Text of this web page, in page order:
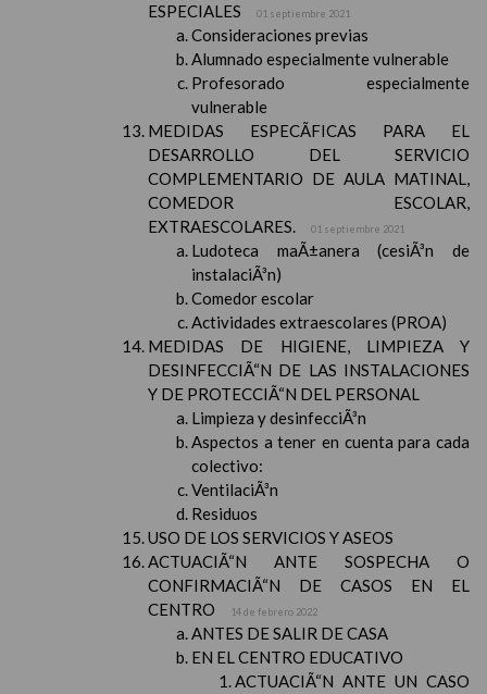
ESPECIALES
01 septiembre 2021
Consideraciones previas
Alumnado especialmente vulnerable
Profesorado especialmente
vulnerable
MEDIDAS ESPECÃFICAS PARA EL
DESARROLLO DEL SERVICIO
COMPLEMENTARIO DE AULA MATINAL,
COMEDOR ESCOLAR,
EXTRAESCOLARES.
01 septiembre 2021
Ludoteca maÃ±anera (cesiÃ³n de
instalaciÃ³n)
Comedor escolar
Actividades extraescolares (PROA)
MEDIDAS DE HIGIENE, LIMPIEZA Y
DESINFECCIÃ“N DE LAS INSTALACIONES
Y DE PROTECCIÃ“N DEL PERSONAL
Limpieza y desinfecciÃ³n
Aspectos a tener en cuenta para cada
colectivo:
VentilaciÃ³n
Residuos
USO DE LOS SERVICIOS Y ASEOS
ACTUACIÃ“N ANTE SOSPECHA O
CONFIRMACIÃ“N DE CASOS EN EL
CENTRO
14 de febrero 2022
ANTES DE SALIR DE CASA
EN EL CENTRO EDUCATIVO
ACTUACIÃ“N ANTE UN CASO